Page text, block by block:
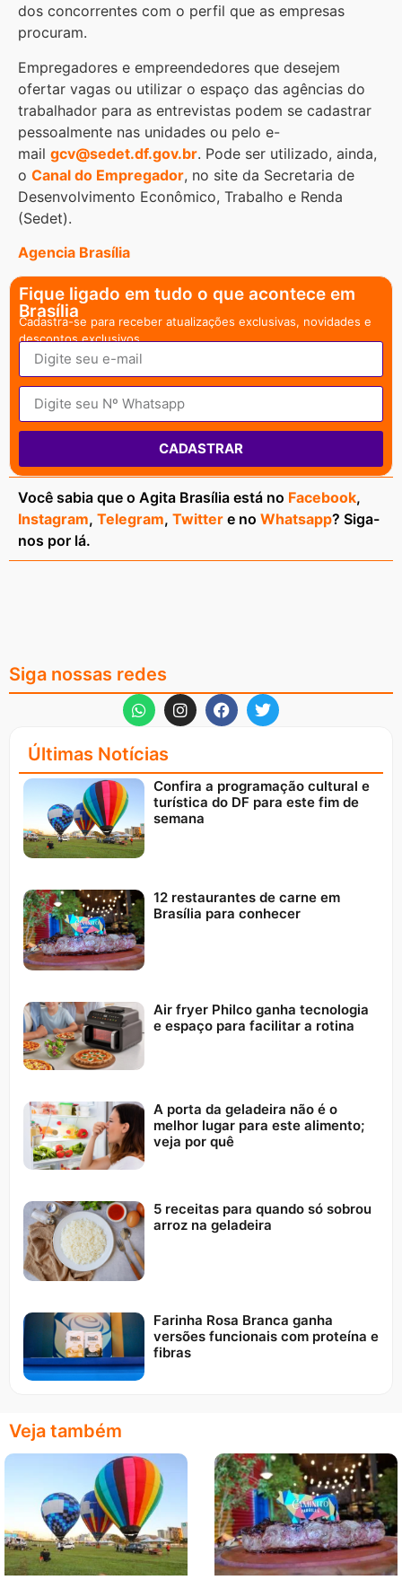
dos concorrentes com o perfil que as empresas
procuram.
Empregadores e empreendedores que desejem
ofertar vagas ou utilizar o espaço das agências do
trabalhador para as entrevistas podem se cadastrar
pessoalmente nas unidades ou pelo e-
mail gcv@sedet.df.gov.br. Pode ser utilizado, ainda,
o Canal do Empregador, no site da Secretaria de
Desenvolvimento Econômico, Trabalho e Renda
(Sedet).
Agencia Brasília
Fique ligado em tudo o que acontece em
Brasília
Cadastra-se para receber atualizações exclusivas, novidades e
descontos exclusivos.
CADASTRAR
Você sabia que o Agita Brasília está no Facebook,
Instagram, Telegram, Twitter e no Whatsapp? Siga-
nos por lá.
Siga nossas redes
Últimas Notícias
Confira a programação cultural e
turística do DF para este fim de
semana
12 restaurantes de carne em
Brasília para conhecer
Air fryer Philco ganha tecnologia
e espaço para facilitar a rotina
A porta da geladeira não é o
melhor lugar para este alimento;
veja por quê
5 receitas para quando só sobrou
arroz na geladeira
Farinha Rosa Branca ganha
versões funcionais com proteína e
fibras
Veja também